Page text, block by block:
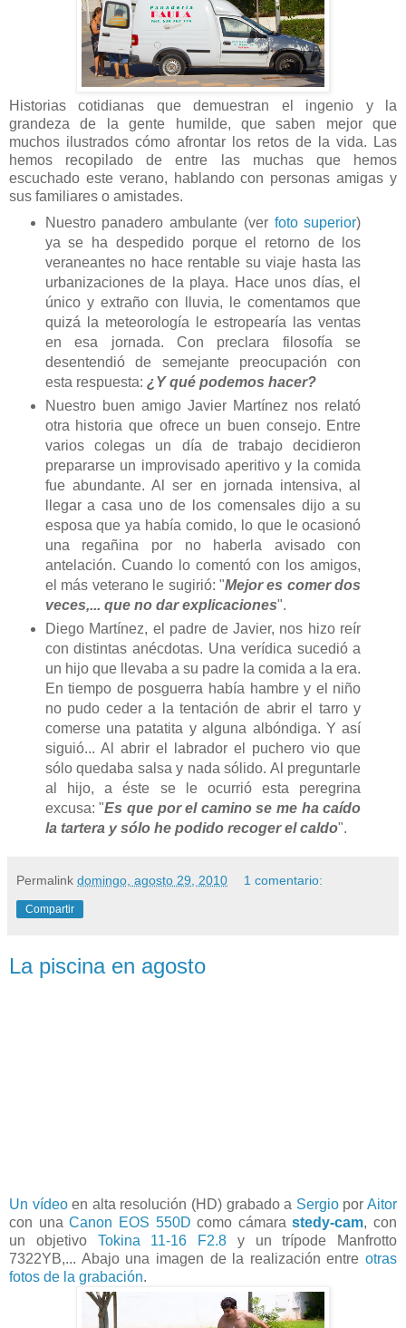
Historias cotidianas que demuestran el ingenio y la
grandeza de la gente humilde, que saben mejor que
muchos ilustrados cómo afrontar los retos de la vida. Las
hemos recopilado de entre las muchas que hemos
escuchado este verano, hablando con personas amigas y
sus familiares o amistades.
Nuestro panadero ambulante (ver foto superior)
ya se ha despedido porque el retorno de los
veraneantes no hace rentable su viaje hasta las
urbanizaciones de la playa. Hace unos días, el
único y extraño con lluvia, le comentamos que
quizá la meteorología le estropearía las ventas
en esa jornada. Con preclara filosofía se
desentendió de semejante preocupación con
esta respuesta: ¿Y qué podemos hacer?
Nuestro buen amigo Javier Martínez nos relató
otra historia que ofrece un buen consejo. Entre
varios colegas un día de trabajo decidieron
prepararse un improvisado aperitivo y la comida
fue abundante. Al ser en jornada intensiva, al
llegar a casa uno de los comensales dijo a su
esposa que ya había comido, lo que le ocasionó
una regañina por no haberla avisado con
antelación. Cuando lo comentó con los amigos,
el más veterano le sugirió: "Mejor es comer dos
veces,... que no dar explicaciones".
Diego Martínez, el padre de Javier, nos hizo reír
con distintas anécdotas. Una verídica sucedió a
un hijo que llevaba a su padre la comida a la era.
En tiempo de posguerra había hambre y el niño
no pudo ceder a la tentación de abrir el tarro y
comerse una patatita y alguna albóndiga. Y así
siguió... Al abrir el labrador el puchero vio que
sólo quedaba salsa y nada sólido. Al preguntarle
al hijo, a éste se le ocurrió esta peregrina
excusa: "Es que por el camino se me ha caído
la tartera y sólo he podido recoger el caldo".
Permalink domingo, agosto 29, 2010 1 comentario:
Compartir
La piscina en agosto
Un vídeoen alta resolución (HD) grabado a SergioporAitor
con unaCanon EOS 550D como cámara stedy-cam, con
un objetivo Tokina 11-16 F2.8 y un trípode Manfrotto
7322YB,... Abajo una imagen de la realización entre otras
fotos de la grabación.